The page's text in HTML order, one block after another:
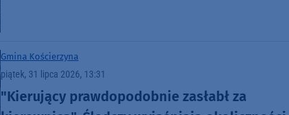
Gmina Kościerzyna
piątek, 31 lipca 2026, 13:31
"Kierujący prawdopodobnie zasłabł za